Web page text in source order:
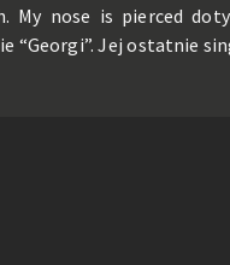
My nose is pierced
Jej ostatnie